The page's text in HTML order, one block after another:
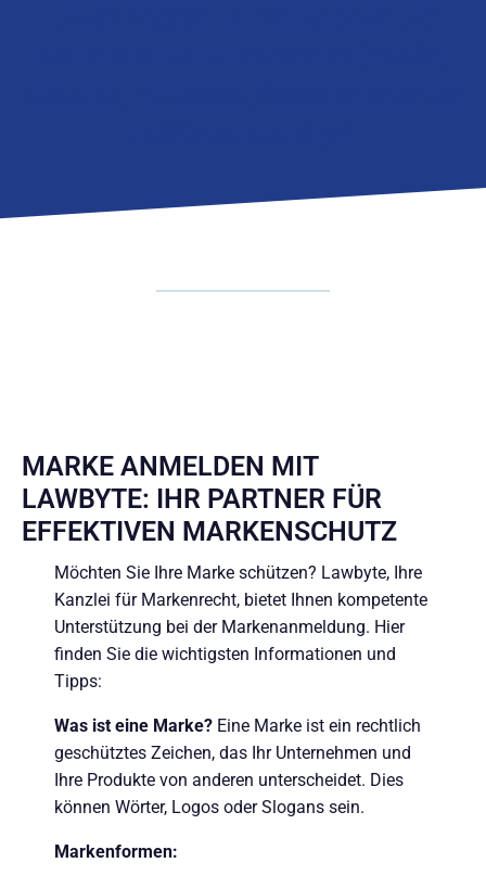
MARKE ANMELDEN MIT
LAWBYTE: IHR PARTNER FÜR
EFFEKTIVEN MARKENSCHUTZ
Möchten Sie Ihre Marke schützen? Lawbyte, Ihre
Kanzlei für Markenrecht, bietet Ihnen kompetente
Unterstützung bei der Markenanmeldung. Hier
finden Sie die wichtigsten Informationen und
Tipps:
Was ist eine Marke? Eine Marke ist ein rechtlich
geschütztes Zeichen, das Ihr Unternehmen und
Ihre Produkte von anderen unterscheidet. Dies
können Wörter, Logos oder Slogans sein.
Markenformen: